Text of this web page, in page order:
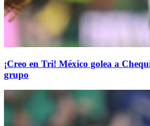
¡Creo en Tri! México golea a
grupo